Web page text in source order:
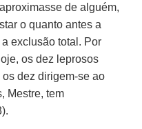
de alguém,
o quanto antes a
exclusão total. Por
os dez leprosos
dez dirigem-se ao
Mestre, tem